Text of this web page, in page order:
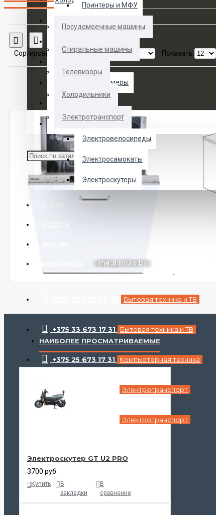
Морозильные камеры
Телевизоры
Принтеры и МФУ
Посудомоечные машины
Стиральные машины
Телевизоры
Холодильники
Электротранспорт
Электровелосипеды
Электросамокаты
Электроскутеры
Бытовая техника и ТВ
+375 33 673 17 31 Бытовая техника и ТВ
+375 25 673 17 31 Компьютерная техника
+375 29 677 54 10 Электротранспорт
Электротранспорт
Сортировка:
Показать:
НАИБОЛЕЕ ПРОСМАТРИВАЕМЫЕ
Электроскутер GT U2 PRO
3700 руб.
Купить
В
закладки
В
сравнение